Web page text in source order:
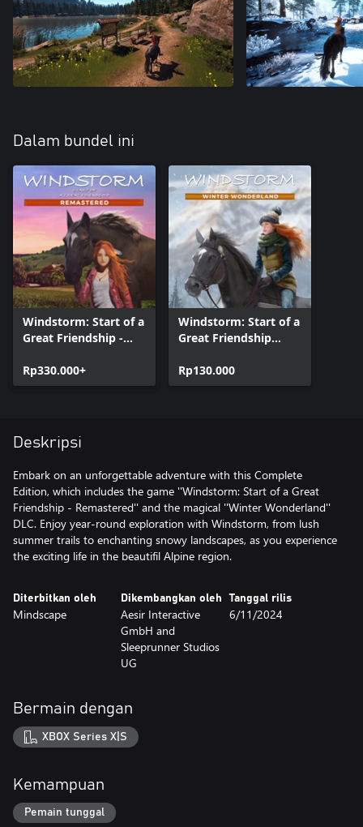
Dalam bundel ini
Windstorm: Start of a
Great Friendship -
Rp330.000+
Windstorm: Start of a
Great Friendship
Wonderland
Rp130.000
Deskripsi
Embark on an unforgettable adventure with this Complete
Edition, which includes the game ''Windstorm: Start of a Great
Friendship - Remastered'' and the magical ''Winter Wonderland''
DLC. Enjoy year-round exploration with Windstorm, from lush
summer trails to enchanting snowy landscapes, as you experience
the exciting life in the beautifil Alpine region.
Diterbitkan oleh
Mindscape
Dikembangkan oleh
Aesir Interactive
GmbH and
Sleeprunner Studios
UG
Tanggal rilis
6/11/2024
Bermain dengan
XBOX Series X|S
Kemampuan
Pemain tunggal